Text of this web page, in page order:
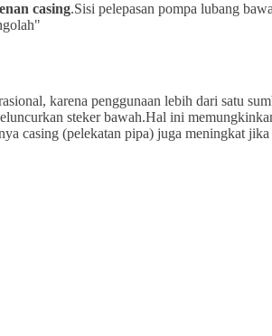
casing.Sisi pelepasan pompa lubang
karena penggunaan lebih dari satu
steker bawah.Hal ini
casing (pelekatan pipa) juga meningkat